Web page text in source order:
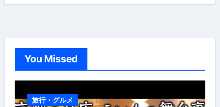
You Missed
旅行・グルメ